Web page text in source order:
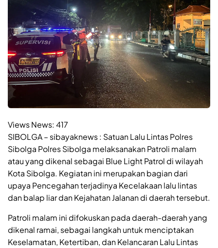
Views News: 417
SIBOLGA – sibayaknews : Satuan Lalu Lintas Polres
Sibolga Polres Sibolga melaksanakan Patroli malam
atau yang dikenal sebagai Blue Light Patrol di wilayah
Kota Sibolga. Kegiatan ini merupakan bagian dari
upaya Pencegahan terjadinya Kecelakaan lalu lintas
dan balap liar dan Kejahatan Jalanan di daerah tersebut.
Patroli malam ini difokuskan pada daerah-daerah yang
dikenal ramai, sebagai langkah untuk menciptakan
Keselamatan, Ketertiban, dan Kelancaran Lalu Lintas